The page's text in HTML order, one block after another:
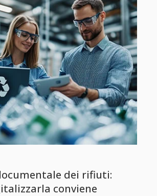
dei rifiuti:
conviene